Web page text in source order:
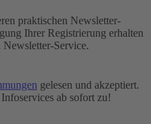
praktischen Newsletter-
Ihrer Registrierung erhalten
Service.
gelesen und akzeptiert.
ab sofort zu!